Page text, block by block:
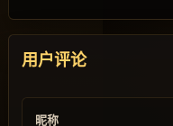
用户评论
昵称